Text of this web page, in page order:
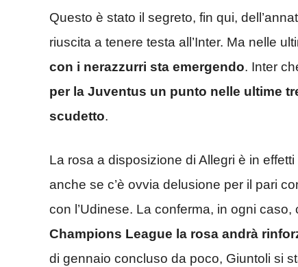
Questo è stato il segreto, fin qui,
riuscita a tenere testa all’Inter. Ma nelle
con i nerazzurri sta emergendo. Inter
per la Juventus un punto nelle ultime
scudetto.
La rosa a disposizione di Allegri è in
anche se c’è ovvia delusione per il pari
con l’Udinese. La conferma, in ogni
Champions League la rosa andrà
di gennaio concluso da poco, Giuntoli si